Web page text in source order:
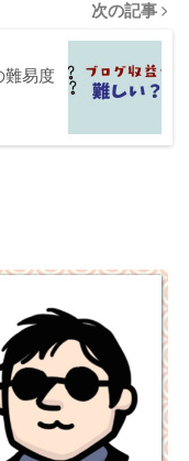
次の記事
難易度